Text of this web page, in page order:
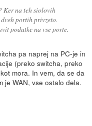
Ker na teh siolovih
portih privzeto.
podatke na vse porte.
pa naprej na PC-je in
(preko switcha, preko
mora. In vem, da se da
je WAN, vse ostalo dela.